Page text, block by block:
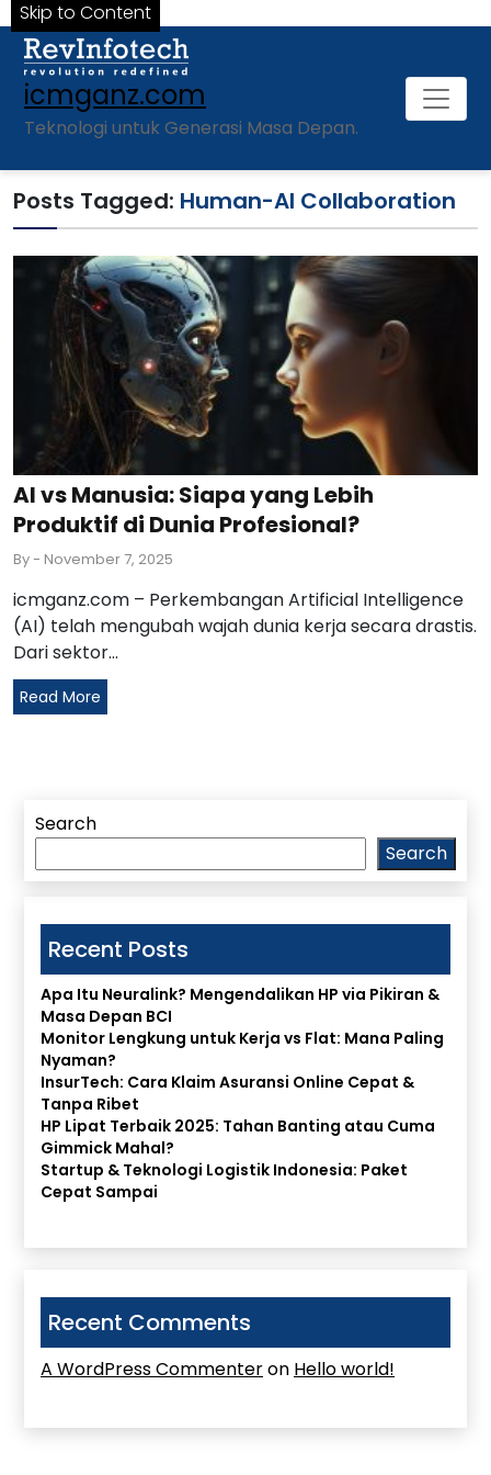
Skip to Content
icmganz.com
Teknologi untuk Generasi Masa Depan.
Posts Tagged: Human-AI Collaboration
AI vs Manusia: Siapa yang Lebih
Produktif di Dunia Profesional?
By- November 7, 2025
icmganz.com – Perkembangan Artificial Intelligence
(AI) telah mengubah wajah dunia kerja secara drastis.
Dari sektor...
Read More
Search
Search
Recent Posts
Apa Itu Neuralink? Mengendalikan HP via Pikiran &
Masa Depan BCI
Monitor Lengkung untuk Kerja vs Flat: Mana Paling
Nyaman?
InsurTech: Cara Klaim Asuransi Online Cepat &
Tanpa Ribet
HP Lipat Terbaik 2025: Tahan Banting atau Cuma
Gimmick Mahal?
Startup & Teknologi Logistik Indonesia: Paket
Cepat Sampai
Recent Comments
A WordPress Commenteron Hello world!